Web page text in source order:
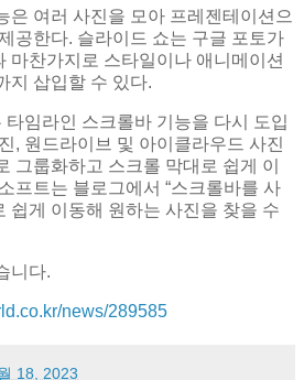
은 여러 사진을 모아 프레젠테이션으
공한다. 슬라이드 쇼는 구글 포토가
마찬가지로 스타일이나 애니메이션
지 삽입할 수 있다.
임라인 스크롤바 기능을 다시 도입
, 원드라이브 및 아이클라우드 사진
그룹화하고 스크롤 막대로 쉽게 이
프트는 블로그에서 “스크롤바를 사
쉽게 이동해 원하는 사진을 찾을 수
니다.
news/289585
18, 2023